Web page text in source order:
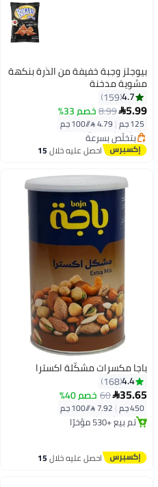
بيوجلز وجبة خفيفة من الذرة بنكهة
مشوية مدخنة
4.7
159
5.99
8.99خصم 33%
125 جم |
أقل سعر في 30 يوم
توصيل مجاني
بتخلّص بسرعة
أقل سعر في 30 يوم
احصل عليه خلال15
باجا مكسرات مشكّلة اكسترا
4.4
168
35.65
60 خصم 40%
450 جم |
توصيل مجاني
بتخلّص بسرعة
تم بيع +530 مؤخرًا
توصيل مجاني
احصل عليه خلال15